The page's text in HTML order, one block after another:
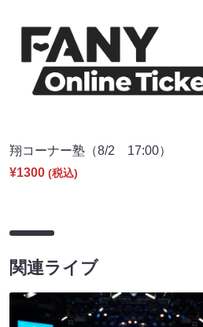
翔コーナー塾（8/2 17:00）
¥1300 (税込)
関連ライブ